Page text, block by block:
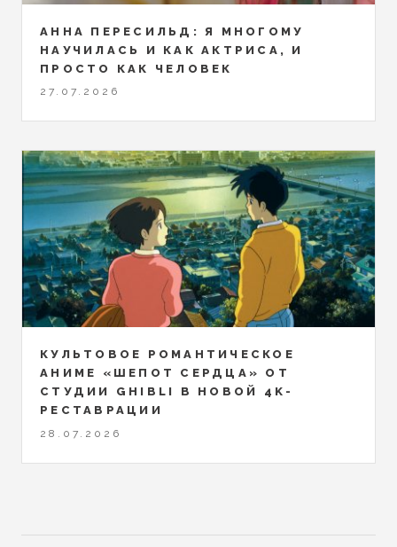
АННА ПЕРЕСИЛЬД: Я МНОГОМУ
НАУЧИЛАСЬ И КАК АКТРИСА, И
ПРОСТО КАК ЧЕЛОВЕК
27.07.2026
КУЛЬТОВОЕ РОМАНТИЧЕСКОЕ
АНИМЕ «ШЕПОТ СЕРДЦА» ОТ
СТУДИИ GHIBLI В НОВОЙ 4K-
РЕСТАВРАЦИИ
28.07.2026